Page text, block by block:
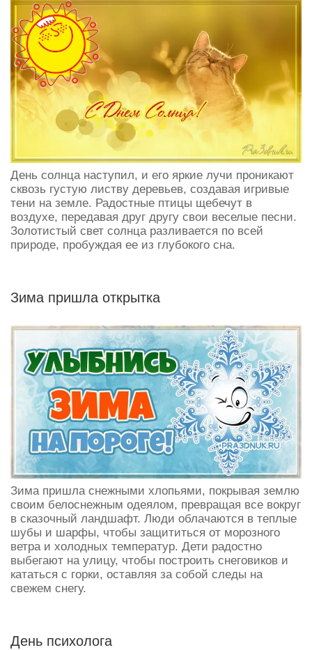
День солнца наступил, и его яркие лучи проникают
сквозь густую листву деревьев, создавая игривые
тени на земле. Радостные птицы щебечут в
воздухе, передавая друг другу свои веселые песни.
Золотистый свет солнца разливается по всей
природе, пробуждая ее из глубокого сна.
Зима пришла открытка
Зима пришла снежными хлопьями, покрывая землю
своим белоснежным одеялом, превращая все вокруг
в сказочный ландшафт. Люди облачаются в теплые
шубы и шарфы, чтобы защититься от морозного
ветра и холодных температур. Дети радостно
выбегают на улицу, чтобы построить снеговиков и
кататься с горки, оставляя за собой следы на
свежем снегу.
День психолога